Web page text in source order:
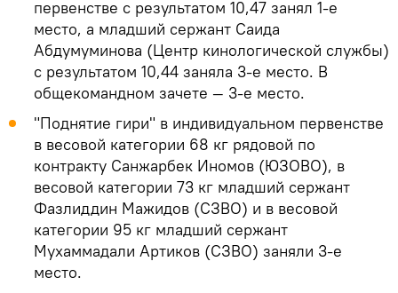
первенстве с результатом 10,47 занял 1-е
место, а младший сержант Саида
Абдумуминова (Центр кинологической службы)
с результатом 10,44 заняла 3-е место. В
общекомандном зачете — 3-е место.
"Поднятие гири" в индивидуальном первенстве
в весовой категории 68 кг рядовой по
контракту Санжарбек Иномов (ЮЗОВO), в
весовой категории 73 кг младший сержант
Фазлиддин Мажидов (СЗВО) и в весовой
категории 95 кг младший сержант
Мухаммадали Артиков (СЗВО) заняли 3-е
место.